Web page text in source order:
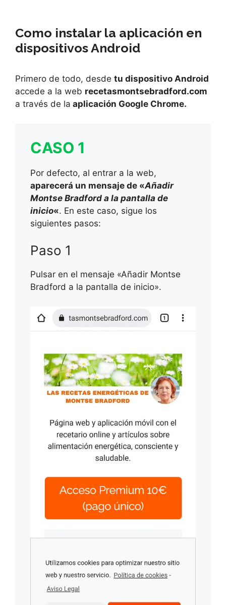
contenido
Como instalar la aplicación en
dispositivos Android
Primero de todo, desde tu dispositivo Android
accede a la web recetasmontsebradford.com
a través de la aplicación Google Chrome.
CASO 1
Por defecto, al entrar a la web,
aparecerá un mensaje de «Añadir
Montse Bradford a la pantalla de
inicio«. En este caso, sigue los
siguientes pasos:
Paso 1
Pulsar en el mensaje «Añadir Montse
Bradford a la pantalla de inicio».